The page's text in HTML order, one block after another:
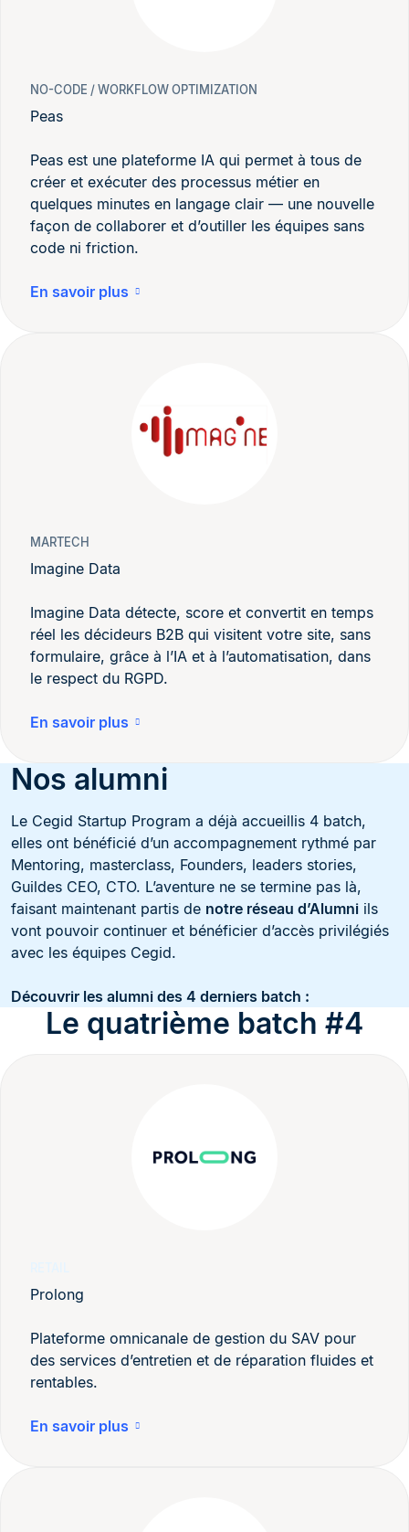
NO-CODE / WORKFLOW OPTIMIZATION
Peas
Peas est une plateforme IA qui permet à tous de
créer et exécuter des processus métier en
quelques minutes en langage clair — une nouvelle
façon de collaborer et d’outiller les équipes sans
code ni friction.
En savoir plus
MARTECH
Imagine Data
Imagine Data détecte, score et convertit en temps
réel les décideurs B2B qui visitent votre site, sans
formulaire, grâce à l’IA et à l’automatisation, dans
le respect du RGPD.
En savoir plus
Nos alumni
Le Cegid Startup Program a déjà accueillis 4 batch,
elles ont bénéficié d’un accompagnement rythmé par
Mentoring, masterclass, Founders, leaders stories,
Guildes CEO, CTO. L’aventure ne se termine pas là,
faisant maintenant partis de notre réseau d’Alumni ils
vont pouvoir continuer et bénéficier d’accès privilégiés
avec les équipes Cegid.
Découvrir les alumni des 4 derniers batch :
Le quatrième batch #4
Prolong
Plateforme omnicanale de gestion du SAV pour
des services d’entretien et de réparation fluides et
rentables.
En savoir plus